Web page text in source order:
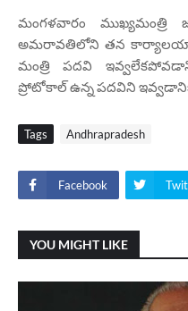
మంగళవారం ముఖ్యమంత్రి
అమరావతిలోని తన కార్యాలయానికి
మంత్రి పదవి
ప్రోటోకాల్ ఉన్న పదవిని ఇవ్వడానికి
Tags Andhrapradesh
Facebook
YOU MIGHT LIKE